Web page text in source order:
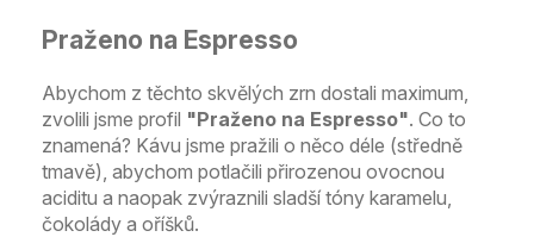
Praženo na Espresso
Abychom z těchto skvělých zrn dostali maximum,
zvolili jsme profil "Praženo na Espresso". Co to
znamená? Kávu jsme pražili o něco déle (středně
tmavě), abychom potlačili přirozenou ovocnou
aciditu a naopak zvýraznili sladší tóny karamelu,
čokolády a oříšků.